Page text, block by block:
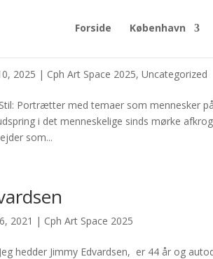
Forside København
2025 | Cph Art Space 2025,Uncategorized
Portrætter med temaer som mennesker
i det menneskelige sinds mørke
som...
2021 | Cph Art Space 2025
hedder Jimmy Edvardsen, er 44 år og